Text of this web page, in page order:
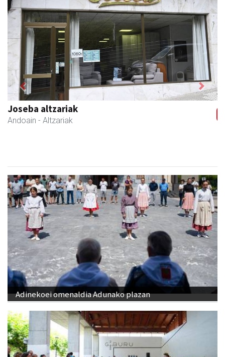
Coviran Karrika
Andoain - Janari-dendak
Previous Next
Adinekoei omenaldia Adunako plazan